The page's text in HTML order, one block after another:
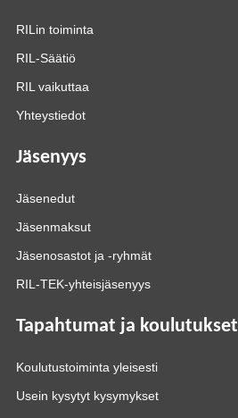
RILin toiminta
RIL-Säätiö
RIL vaikuttaa
Yhteystiedot
Jäsenyys
Jäsenedut
Jäsenmaksut
Jäsenosastot ja -ryhmät
RIL-TEK-yhteisjäsenyys
Tapahtumat ja koulutukset
Koulutustoiminta yleisesti
Usein kysytyt kysymykset